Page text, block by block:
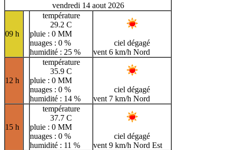
vendredi 14 aout 2026
09 h
température
29.2 C
pluie : 0 MM
nuages : 0 %
humidité : 25 %
ciel dégagé
vent 6 km/h Nord
12 h
température
35.9 C
pluie : 0 MM
nuages : 0 %
humidité : 14 %
ciel dégagé
vent 7 km/h Nord
15 h
température
37.7 C
pluie : 0 MM
nuages : 0 %
humidité : 11 %
ciel dégagé
vent 9 km/h Nord Est